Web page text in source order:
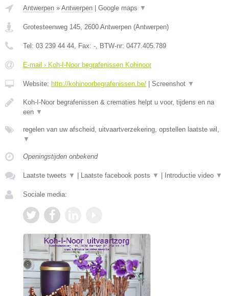
Antwerpen » Antwerpen Google maps ▼
Grotesteenweg 145, 2600 Antwerpen (Antwerpen)
Tel: 03 239 44 44, Fax: -, BTW-nr: 0477.405.789
E-mail › Koh-I-Noor begrafenissen Kohinoor
Website: http://kohinoorbegrafenissen.be/ Screenshot ▼
Koh-I-Noor begrafenissen & crematies helpt u voor, tijdens en na
een ▼
regelen van uw afscheid, uitvaartverzekering, opstellen laatste wil,
▼
Openingstijden onbekend
Laatste tweets ▼ Laatste facebook posts ▼ Introductie video ▼
Sociale media: